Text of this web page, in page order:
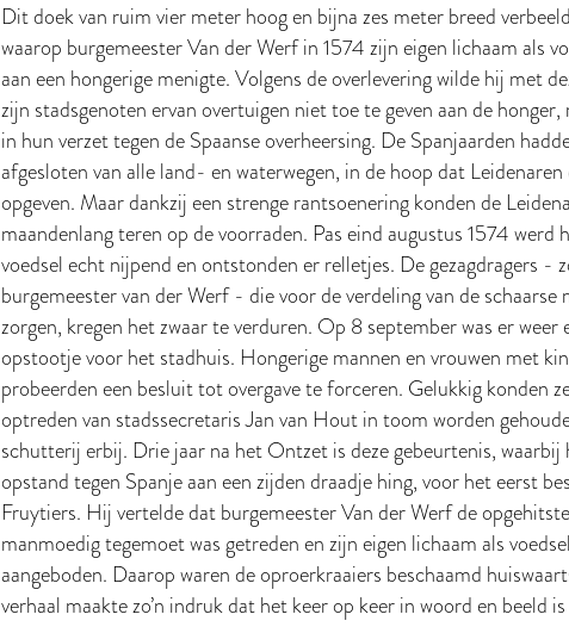
Dit doek van ruim vier meter hoog en bijna zes meter breed
waarop burgemeester Van der Werf in 1574 zijn eigen lichaam als
aan een hongerige menigte. Volgens de overlevering wilde hij met
zijn stadsgenoten ervan overtuigen niet toe te geven aan de
in hun verzet tegen de Spaanse overheersing. De Spanjaarden
afgesloten van alle land- en waterwegen, in de hoop dat
opgeven. Maar dankzij een strenge rantsoenering konden de
maandenlang teren op de voorraden. Pas eind augustus 1574 werd
voedsel echt nijpend en ontstonden er relletjes. De gezagdragers -
burgemeester van der Werf - die voor de verdeling van de schaarse
zorgen, kregen het zwaar te verduren. Op 8 september was er weer
opstootje voor het stadhuis. Hongerige mannen en vrouwen met
probeerden een besluit tot overgave te forceren. Gelukkig konden
optreden van stadssecretaris Jan van Hout in toom worden
schutterij erbij. Drie jaar na het Ontzet is deze gebeurtenis, waarbij
opstand tegen Spanje aan een zijden draadje hing, voor het eerst
Fruytiers. Hij vertelde dat burgemeester Van der Werf de
manmoedig tegemoet was getreden en zijn eigen lichaam als
aangeboden. Daarop waren de oproerkraaiers beschaamd
verhaal maakte zo’n indruk dat het keer op keer in woord en beeld